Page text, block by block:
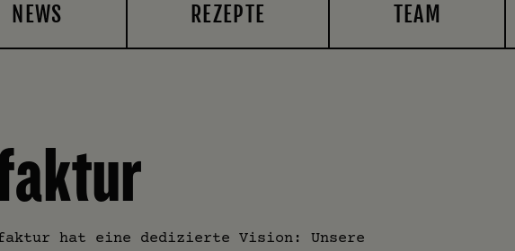
NEWS REZEPTE TEAM
hat eine dedizierte Vision: Unsere